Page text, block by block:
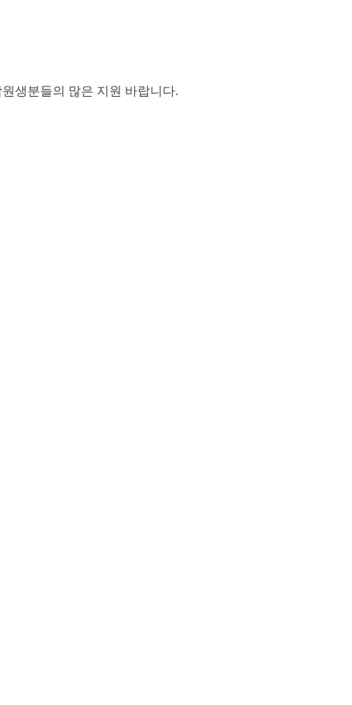
생분들의 많은 지원 바랍니다.